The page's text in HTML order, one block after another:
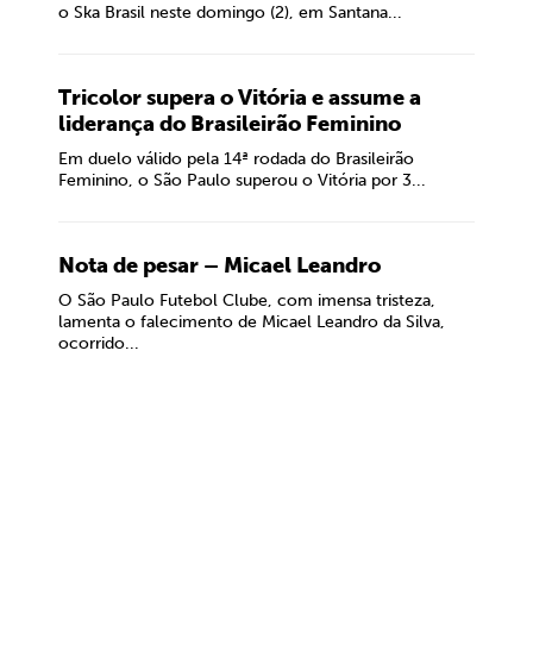
o Ska Brasil neste domingo (2), em Santana...
Tricolor supera o Vitória e assume a
liderança do Brasileirão Feminino
Em duelo válido pela 14ª rodada do Brasileirão
Feminino, o São Paulo superou o Vitória por 3...
Nota de pesar – Micael Leandro
O São Paulo Futebol Clube, com imensa tristeza,
lamenta o falecimento de Micael Leandro da Silva,
ocorrido...